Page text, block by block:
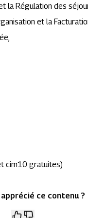
la Régulation des
et la
cim10 gratuites)
ce contenu ?